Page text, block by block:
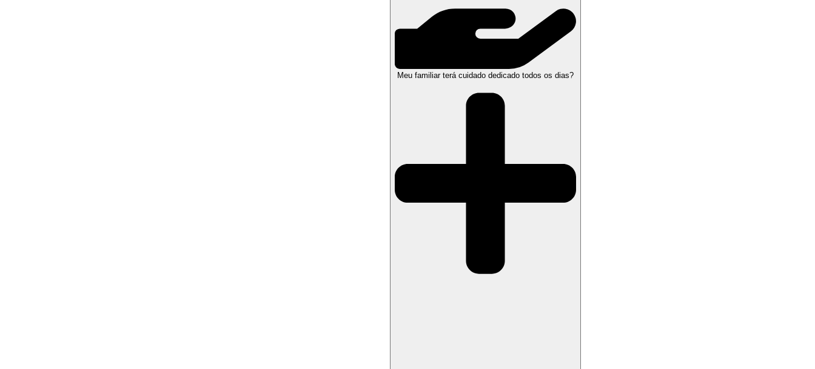
Meu familiar terá cuidado dedicado todos os dias?